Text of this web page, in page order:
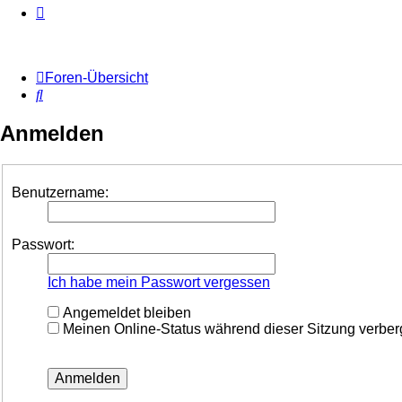
Foren-Übersicht
Suche
Anmelden
Benutzername:
Passwort:
Ich habe mein Passwort vergessen
Angemeldet bleiben
Meinen Online-Status während dieser Sitzung